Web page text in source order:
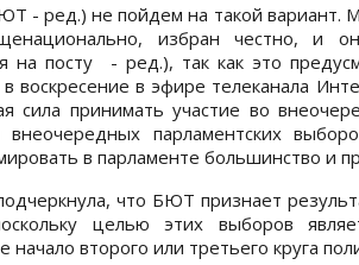
- ред.) не пойдем на такой вариант.
избран честно, и
на посту - ред.), так как это
воскресение в эфире телеканала
сила принимать участие во
внеочередных парламентских
в парламенте большинство и
что БЮТ признает
целью этих выборов
начало второго или третьего круга